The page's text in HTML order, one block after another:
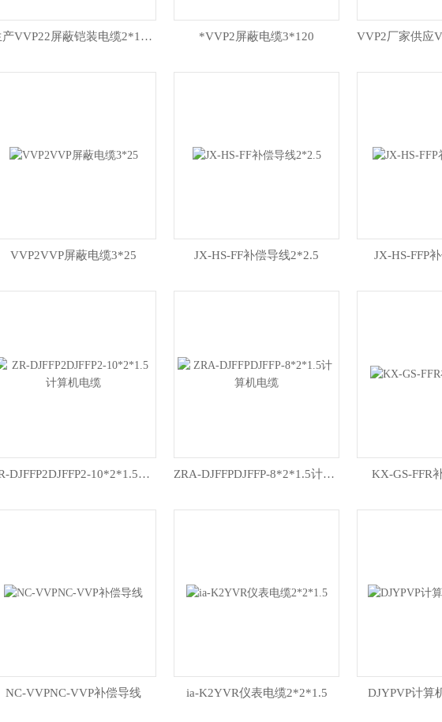
生产VVP22屏蔽铠装电缆2*10加工 *VVP2屏蔽电缆3*120
VVP2VVP屏蔽电缆3*25 JX-HS-FF补偿导线2*2.5 JX-HS-FFP
ZR-DJFFP2DJFFP2-10*2*1.5计算机电缆 ZRA-DJFFPDJFFP-8*2*1.5计算机电缆 KX-GS-FFR
NC-VVPNC-VVP补偿导线 ia-K2YVR仪表电缆2*2*1.5 DJYPVP计算